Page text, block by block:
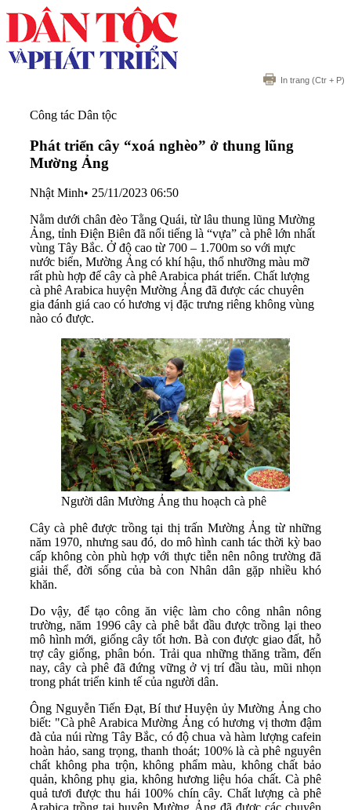
In trang (Ctr + P)
Công tác Dân tộc
Phát triển cây “xoá nghèo” ở thung lũng
Mường Ảng
Nhật Minh• 25/11/2023 06:50
Nằm dưới chân đèo Tằng Quái, từ lâu thung lũng Mường
Ảng, tỉnh Điện Biên đã nổi tiếng là “vựa” cà phê lớn nhất
vùng Tây Bắc. Ở độ cao từ 700 – 1.700m so với mực
nước biển, Mường Ảng có khí hậu, thổ nhưỡng màu mỡ
rất phù hợp để cây cà phê Arabica phát triển. Chất lượng
cà phê Arabica huyện Mường Ảng đã được các chuyên
gia đánh giá cao có hương vị đặc trưng riêng không vùng
nào có được.
Người dân Mường Ảng thu hoạch cà phê
Cây cà phê được trồng tại thị trấn Mường Ảng từ những
năm 1970, nhưng sau đó, do mô hình canh tác thời kỳ bao
cấp không còn phù hợp với thực tiễn nên nông trường đã
giải thể, đời sống của bà con Nhân dân gặp nhiều khó
khăn.
Do vậy, để tạo công ăn việc làm cho công nhân nông
trường, năm 1996 cây cà phê bắt đầu được trồng lại theo
mô hình mới, giống cây tốt hơn. Bà con được giao đất, hỗ
trợ cây giống, phân bón. Trải qua những thăng trầm, đến
nay, cây cà phê đã đứng vững ở vị trí đầu tàu, mũi nhọn
trong phát triển kinh tế của người dân.
Ông Nguyễn Tiến Đạt, Bí thư Huyện ủy Mường Ảng cho
biết: "Cà phê Arabica Mường Ảng có hương vị thơm đậm
đà của núi rừng Tây Bắc, có độ chua và hàm lượng cafein
hoàn hảo, sang trọng, thanh thoát; 100% là cà phê nguyên
chất không pha trộn, không phẩm màu, không chất bảo
quản, không phụ gia, không hương liệu hóa chất. Cà phê
quả tươi được thu hái 100% chín cây. Chất lượng cà phê
Arabica trồng tại huyện Mường Ảng đã được các chuyên